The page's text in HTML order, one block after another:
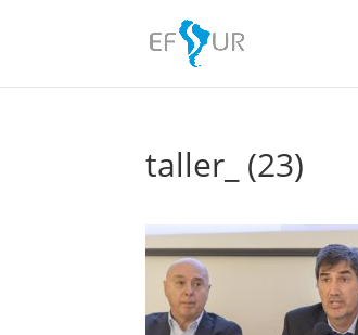
taller_ (23)